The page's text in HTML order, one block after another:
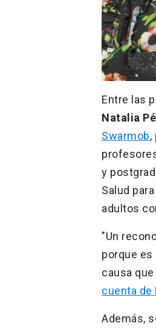
Entre las
Natalia
Swarmob,
y
Salud
adultos
"Un
porque
causa
cuenta de
Además,